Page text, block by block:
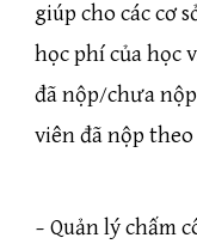
giúp cho các cơ
học phí của
đã nộp/chưa
viên đã nộp
– Quản lý chấm